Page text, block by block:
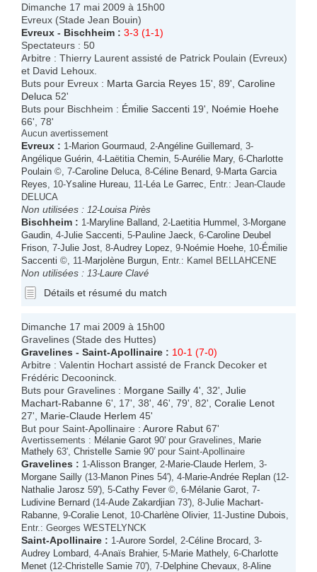
Dimanche 17 mai 2009 à 15h00
Evreux (Stade Jean Bouin)
Evreux - Bischheim : 3-3 (1-1)
Spectateurs : 50
Arbitre : Thierry Laurent assisté de Patrick Poulain (Evreux)
et David Lehoux.
Buts pour Evreux : Marta Garcia Reyes 15', 89', Caroline
Deluca 52'
Buts pour Bischheim : Émilie Saccenti 19', Noémie Hoehe
66', 78'
Aucun avertissement
Evreux : 1-Marion Gourmaud , 2-Angéline Guillemard , 3-
Angélique Guérin , 4- Laëtitia Chemin , 5-Aurélie Mary, 6-Charlotte
Poulain ©, 7-Caroline Deluca , 8-Céline Benard , 9-Marta Garcia
Reyes , 10-Ysaline Hureau , 11- Léa Le Garrec , Entr.: Jean-Claude
DELUCA
Non utilisées : 12-Louisa Pirès
Bischheim : 1-Maryline Balland , 2- Laetitia Hummel , 3-Morgane
Gaudin , 4-Julie Saccenti , 5-Pauline Jaeck , 6-Caroline Deubel
Frison , 7-Julie Jost , 8-Audrey Lopez , 9-Noémie Hoehe , 10-Émilie
Saccenti ©, 11-Marjolène Burgun , Entr.: Kamel BELLAHCENE
Non utilisées : 13-Laure Clavé
Détails et résumé du match
Dimanche 17 mai 2009 à 15h00
Gravelines (Stade des Huttes)
Gravelines - Saint-Apollinaire : 10-1 (7-0)
Arbitre : Valentin Hochart assisté de Franck Decoker et
Frédéric Decooninck.
Buts pour Gravelines : Morgane Sailly 4', 32', Julie
Machart-Rabanne 6', 17', 38', 46', 79', 82', Coralie Lenot
27', Marie-Claude Herlem 45'
But pour Saint-Apollinaire : Aurore Rabut 67'
Avertissements : Mélanie Garot 90' pour Gravelines,
Marie
Mathely 63', Christelle Samie 90' pour Saint-Apollinaire
Gravelines : 1-Alisson Branger, 2-Marie-Claude Herlem , 3-
Morgane Sailly (13-Manon Pines 54'), 4-Marie-Andrée Replan (12-
Nathalie Jarosz 59'), 5-Cathy Fever ©, 6-Mélanie Garot , 7-
Ludivine Bernard (14-Aude Zakardjian 73'), 8-Julie Machart-
Rabanne , 9-Coralie Lenot , 10-Charlène Olivier, 11-Justine Dubois
Entr.: Georges WESTELYNCK
Saint-Apollinaire : 1-Aurore Sordel , 2-Céline Brocard , 3-
Audrey Lombard , 4-Anaïs Brahier, 5-Marie Mathely, 6-Charlotte
Menet (12-Christelle Samie 70'), 7-Delphine Chevaux , 8-Aline